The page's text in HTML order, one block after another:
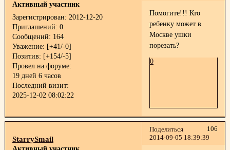
Активный участник
Зарегистрирован: 2012-12-20
Приглашений: 0
Сообщений: 164
Уважение: [+41/-0]
Позитив: [+154/-5]
Провел на форуме:
19 дней 6 часов
Последний визит:
2025-12-02 08:02:22
Помогите!!! Кто
ребенку может в
Москве ушки
порезать?
0
Поделиться
106
2014-09-05 18:39:39
StarrySmail